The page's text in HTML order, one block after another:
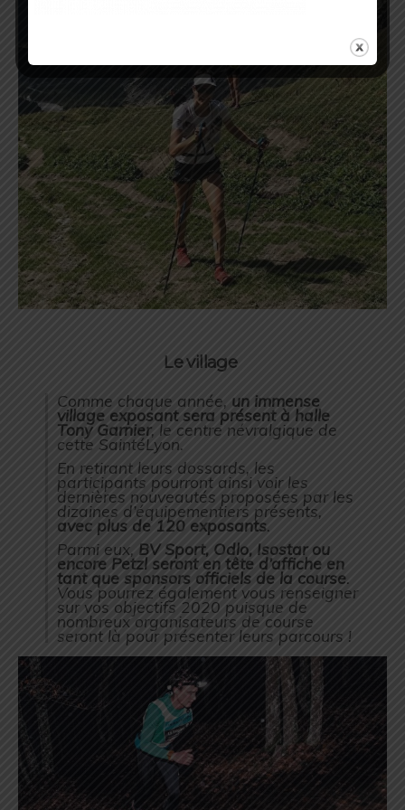
Le village
Comme chaque année, un immense
village exposant sera présent à halle
Tony Garnier, le centre névralgique de
cette SaintéLyon.
En retirant leurs dossards, les
participants pourront ainsi voir les
dernières nouveautés proposées par les
dizaines d’équipementiers présents,
avec plus de 120 exposants.
Parmi eux, BV Sport, Odlo, Isostar ou
encore Petzl seront en tête d’affiche en
tant que sponsors officiels de la course.
Vous pourrez également vous renseigner
sur vos objectifs 2020 puisque de
nombreux organisateurs de course
seront là pour présenter leurs parcours !